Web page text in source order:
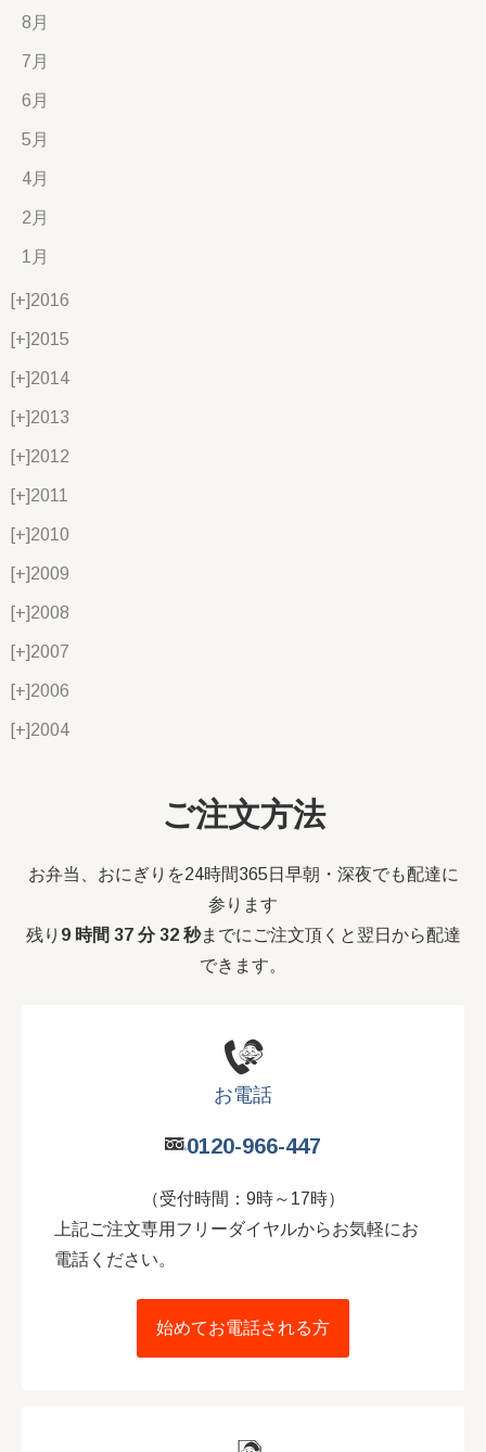
8月
7月
6月
5月
4月
2月
1月
[+]2016
[+]2015
[+]2014
[+]2013
[+]2012
[+]2011
[+]2010
[+]2009
[+]2008
[+]2007
[+]2006
[+]2004
ご注文方法
お弁当、おにぎりを24時間365日早朝・深夜でも配達に
参ります
残り 9 時間 37 分 31 秒までにご注文頂くと翌日から配達
できます。
お電話
0120-966-447
（受付時間：9時～17時）
上記ご注文専用フリーダイヤルからお気軽にお
電話ください。
始めてお電話される方